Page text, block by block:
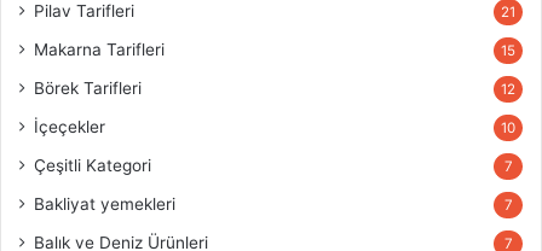
Pilav Tarifleri 21
Makarna Tarifleri 15
Börek Tarifleri 12
İçeçekler 10
Çeşitli Kategori 7
Bakliyat yemekleri 7
Balık ve Deniz Ürünleri 7